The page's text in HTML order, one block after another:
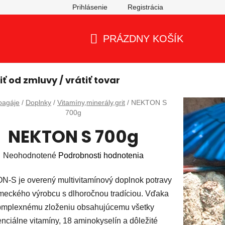
Prihlásenie Registrácia
KOŠÍK
PRÁZDNY KOŠÍK
od zmluvy / vrátiť tovar
/ Doplnky / Vitamíny,minerály,grit / NEKTON S
700g
NEKTON S 700g
Priemerné
produktu
je
0,0
z
Neohodnotené Podrobnosti hodnotenia
S je overený multivitamínový doplnok potravy
výrobcu s dlhoročnou tradíciou. Vďaka
zloženiu obsahujúcemu všetky
vitamíny, 18 aminokyselín a dôležité